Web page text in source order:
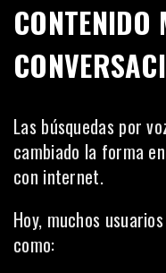
CONTENIDO
Las búsquedas por
cambiado la forma
con internet.
Hoy, muchos
como: